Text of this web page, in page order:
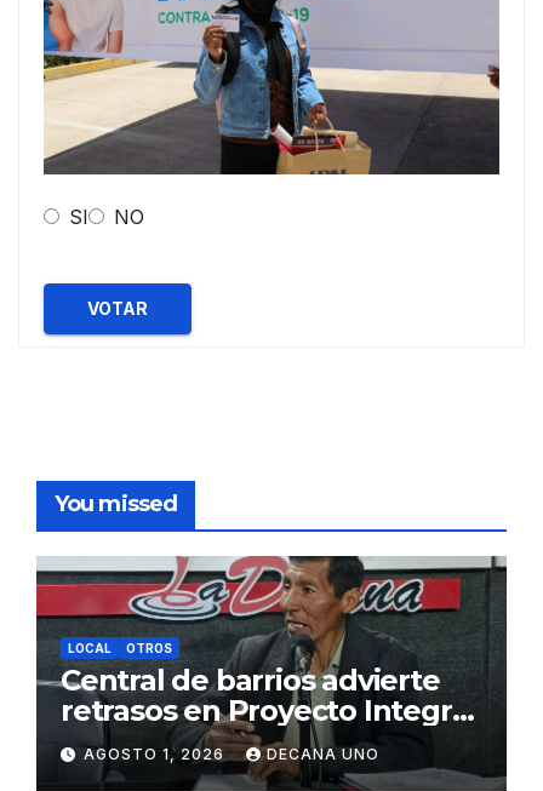
SI NO
VOTAR
You missed
LOCAL OTROS
Central de barrios advierte
retrasos en Proyecto Integral
de Agua y Alcantarillado para
Juliaca
AGOSTO 1, 2026 DECANA UNO